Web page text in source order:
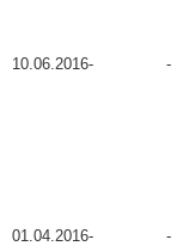
10.06.2016- -
01.04.2016- -